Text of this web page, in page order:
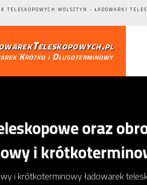
TELESKOPOWYCH WOLSZTYN - ŁADOWARKI
Krótko i Długoterminowy
oraz
i
i krótkoterminowy ładowarek